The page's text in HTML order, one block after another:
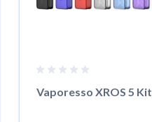
Vaporesso XROS 5 Kit